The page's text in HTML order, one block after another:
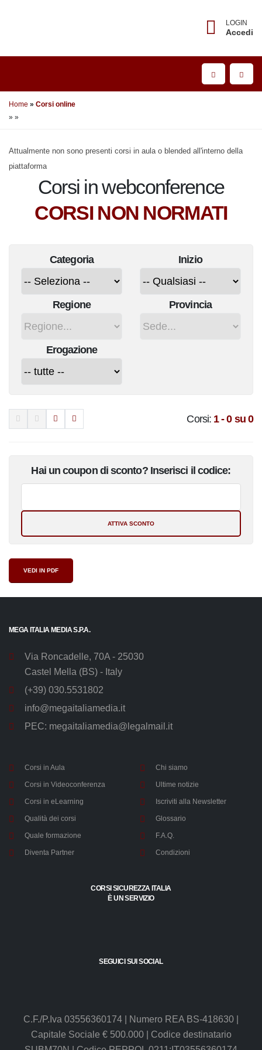
LOGIN
Accedi
Home
Corsi online
»»
Attualmente non sono presenti corsi in aula o blended all'interno della
piattaforma
Corsi in webconference
CORSI NON NORMATI
Categoria Inizio
Regione Provincia
Erogazione
Corsi: 1 - 0 su 0
Hai un coupon di sconto? Inserisci il codice:
VEDI IN PDF
MEGA ITALIA MEDIA S.P.A.
Via Roncadelle, 70A - 25030
Castel Mella (BS) - Italy
(+39) 030.5531802
info@megaitaliamedia.it
PEC: megaitaliamedia@legalmail.it
Corsi in Aula
Corsi in Videoconferenza
Corsi in eLearning
Qualità dei corsi
Quale formazione
Diventa Partner
Chi siamo
Ultime notizie
Iscriviti alla Newsletter
Glossario
F.A.Q.
Condizioni
CORSI SICUREZZA ITALIA
È UN SERVIZIO
SEGUICI SUI SOCIAL
C.F./P.Iva 03556360174 | Numero REA BS-418630 |
Capitale Sociale € 500.000 | Codice destinatario